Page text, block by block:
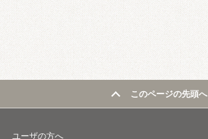
このページの先頭へ
ユーザの方へ